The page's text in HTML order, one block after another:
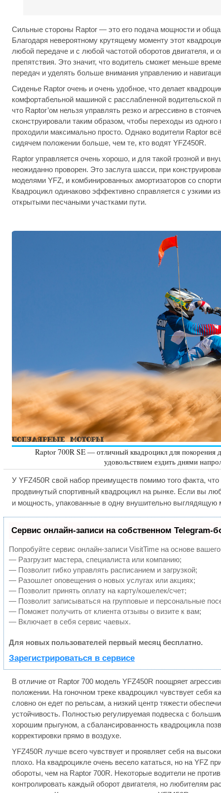
Сильные стороны Raptor — это его подача мощности и
Благодаря невероятному крутящему моменту этот
любой передаче и с любой частотой оборотов двигателя, и
препятствия. Это значит, что водитель сможет меньше
передач и уделять больше внимания управлению и
Сиденье Raptor очень и очень удобное, что делает
комфортабельной машиной с расслабленной водительской
что Raptor’ом нельзя управлять резко и агрессивно в
сконструировали таким образом, чтобы переходы из одного
проходили максимально просто. Однако водители Raptor
сидячем положении больше, чем те, кто водят YFZ450R.
Raptor управляется очень хорошо, и для такой грозной и
неожиданно проворен. Это заслуга шасси, при
моделями YFZ, и комбинированных амортизаторов со
Квадроцикл одинаково эффективно справляется с узкими
открытыми песчаными участками пути.
Raptor 700R SE — отличный квадроцикл для
удовольствием ездить днями
У YFZ450R свой набор преимуществ помимо того факта, что
продвинутый спортивный квадроцикл на рынке. Если вы
и мощность, упакованные в одну внушительно выглядящую
Сервис онлайн-записи на собственном Telegram-
Попробуйте сервис онлайн-записи VisitTime на основе
— Разгрузит мастера, специалиста или компанию;
— Позволит гибко управлять расписанием и загрузкой;
— Разошлет оповещения о новых услугах или акциях;
— Позволит принять оплату на карту/кошелек/счет;
— Позволит записываться на групповые и персональные
— Поможет получить от клиента отзывы о визите к вам;
— Включает в себя сервис чаевых.
Для новых пользователей первый месяц бесплатно.
Зарегистрироваться в сервисе
В отличие от Raptor 700 модель YFZ450R поощряет
положении. На гоночном треке квадроцикл чувствует себя
словно он едет по рельсам, а низкий центр тяжести
устойчивость. Полностью регулируемая подвеска с
хорошим прыгуном, а сбалансированность квадроцикла
корректировки прямо в воздухе.
YFZ450R лучше всего чувствует и проявляет себя на
плохо. На квадроцикле очень весело кататься, но на YFZ
обороты, чем на Raptor 700R. Некоторые водители не против
контролировать каждый оборот двигателя, но любителям